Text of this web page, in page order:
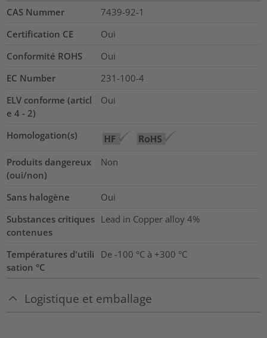
CAS Nummer
7439-92-1
Certification CE
Oui
Conformité ROHS
Oui
EC Number
231-100-4
ELV conforme (articl
e 4 - 2)
Oui
Homologation(s)
Produits dangereux
(oui/non)
Non
Sans halogène
Oui
Substances critiques
contenues
Lead in Copper alloy 4%
Températures d'utili
sation °C
De -100 °C à +300 °C
Logistique et emballage